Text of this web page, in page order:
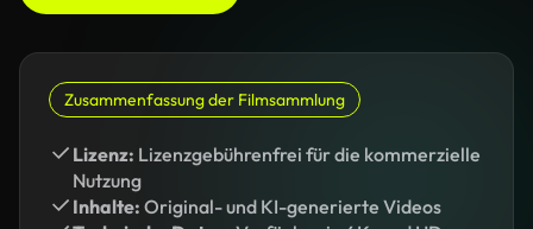
Zusammenfassung der Filmsammlung
Lizenz: Lizenzgebührenfrei für die kommerzielle
Nutzung
Inhalte: Original- und KI-generierte Videos